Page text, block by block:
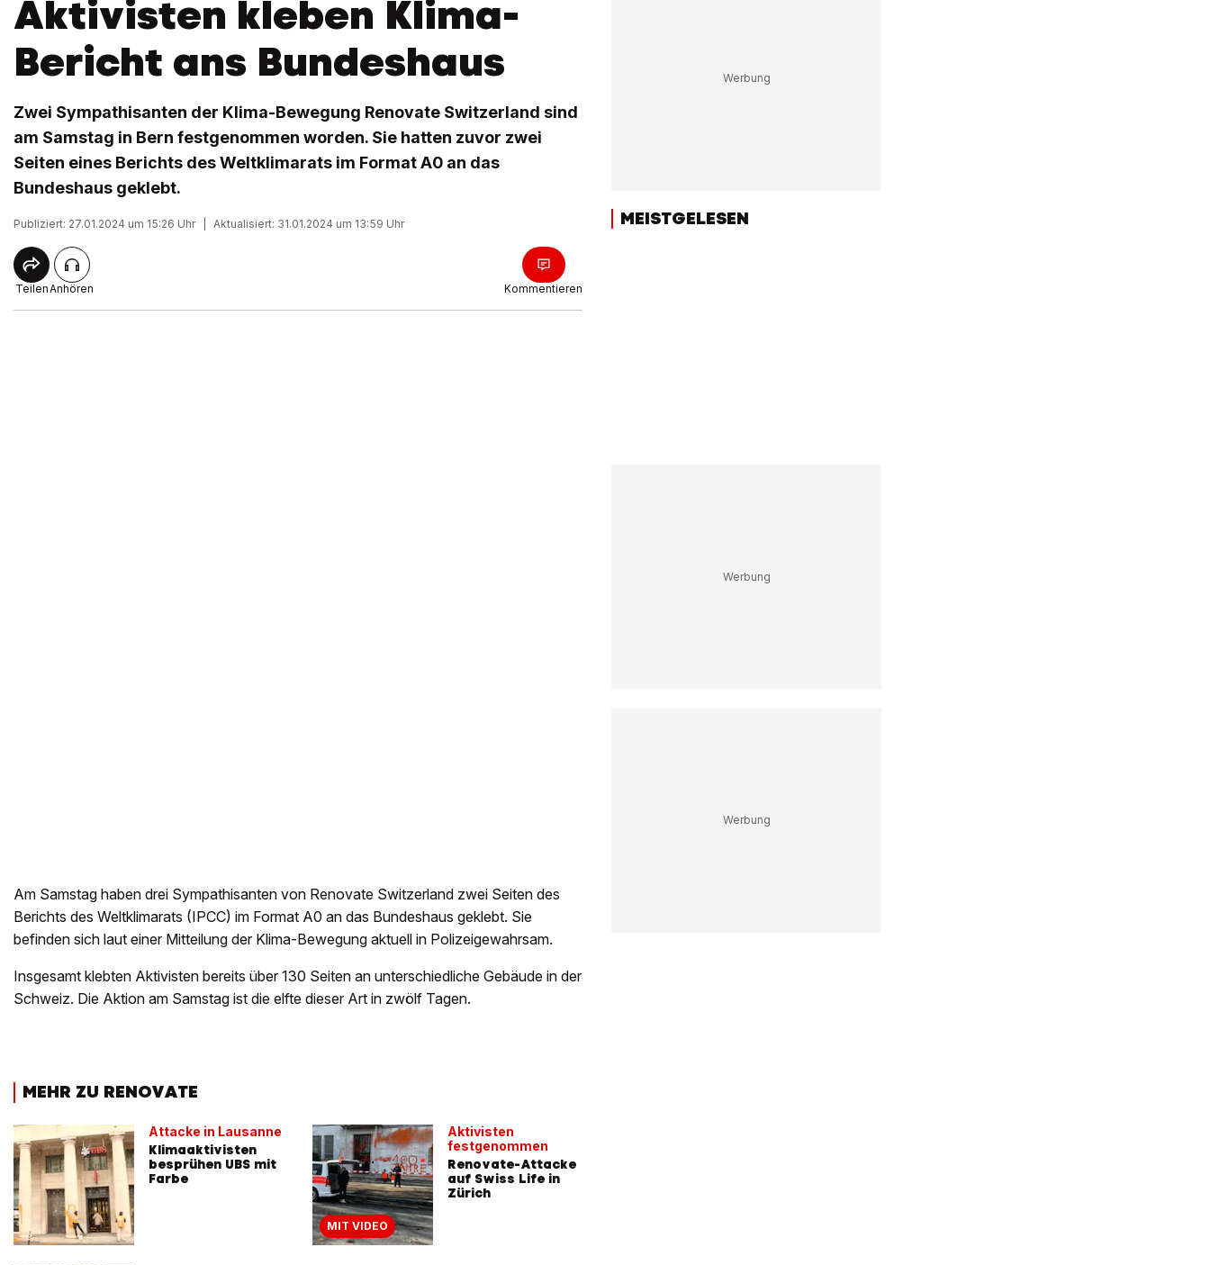
Aktivisten kleben Klima-
Bericht ans Bundeshaus
Zwei Sympathisanten der Klima-Bewegung Renovate Switzerland sind
am Samstag in Bern festgenommen worden. Sie hatten zuvor zwei
Seiten eines Berichts des Weltklimarats im Format A0 an das
Bundeshaus geklebt.
Publiziert: 27.01.2024 um 15:26 Uhr Aktualisiert: 31.01.2024 um 13:59 Uhr
TeilenAnhören Kommentieren
Am Samstag haben drei Sympathisanten von Renovate Switzerland zwei Seiten des
Berichts des Weltklimarats (IPCC) im Format A0 an das Bundeshaus geklebt. Sie
befinden sich laut einer Mitteilung der Klima-Bewegung aktuell in Polizeigewahrsam.
Insgesamt klebten Aktivisten bereits über 130 Seiten an unterschiedliche Gebäude in der
Schweiz. Die Aktion am Samstag ist die elfte dieser Art in zwölf Tagen.
MEHR ZU RENOVATE
Attacke in Lausanne
Klimaaktivisten
besprühen UBS mit
Farbe
MIT VIDEO
Aktivisten
festgenommen
Renovate-Attacke
auf Swiss Life in
Zürich
MEISTGELESEN